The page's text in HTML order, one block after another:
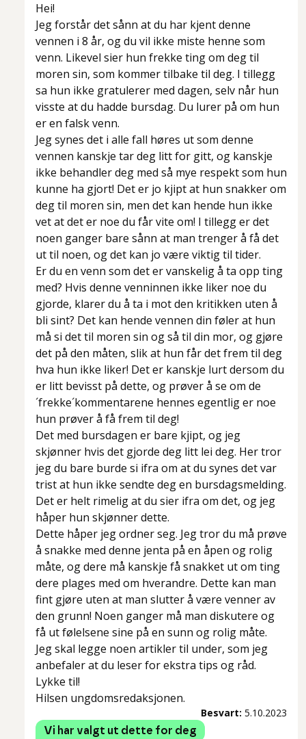
Hei!
Jeg forstår det sånn at du har kjent denne
vennen i 8 år, og du vil ikke miste henne som
venn. Likevel sier hun frekke ting om deg til
moren sin, som kommer tilbake til deg. I tillegg
sa hun ikke gratulerer med dagen, selv når hun
visste at du hadde bursdag. Du lurer på om hun
er en falsk venn.
Jeg synes det i alle fall høres ut som denne
vennen kanskje tar deg litt for gitt, og kanskje
ikke behandler deg med så mye respekt som hun
kunne ha gjort! Det er jo kjipt at hun snakker om
deg til moren sin, men det kan hende hun ikke
vet at det er noe du får vite om! I tillegg er det
noen ganger bare sånn at man trenger å få det
ut til noen, og det kan jo være viktig til tider.
Er du en venn som det er vanskelig å ta opp ting
med? Hvis denne venninnen ikke liker noe du
gjorde, klarer du å ta i mot den kritikken uten å
bli sint? Det kan hende vennen din føler at hun
må si det til moren sin og så til din mor, og gjøre
det på den måten, slik at hun får det frem til deg
hva hun ikke liker! Det er kanskje lurt dersom du
er litt bevisst på dette, og prøver å se om de
´frekke´kommentarene hennes egentlig er noe
hun prøver å få frem til deg!
Det med bursdagen er bare kjipt, og jeg
skjønner hvis det gjorde deg litt lei deg. Her tror
jeg du bare burde si ifra om at du synes det var
trist at hun ikke sendte deg en bursdagsmelding.
Det er helt rimelig at du sier ifra om det, og jeg
håper hun skjønner dette.
Dette håper jeg ordner seg. Jeg tror du må prøve
å snakke med denne jenta på en åpen og rolig
måte, og dere må kanskje få snakket ut om ting
dere plages med om hverandre. Dette kan man
fint gjøre uten at man slutter å være venner av
den grunn! Noen ganger må man diskutere og
få ut følelsene sine på en sunn og rolig måte.
Jeg skal legge noen artikler til under, som jeg
anbefaler at du leser for ekstra tips og råd.
Lykke til!
Hilsen ungdomsredaksjonen.
Besvart: 5.10.2023
Vi har valgt ut dette for deg